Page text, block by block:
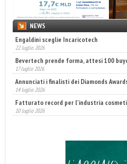
NEWS
Engaldini sceglie Incaricotech
22 luglio 2026
Bevertech prende forma, attesi 100
17 luglio 2026
Annunciati i finalisti dei Diamonds
14 luglio 2026
Fatturato record per l'industria
10 luglio 2026